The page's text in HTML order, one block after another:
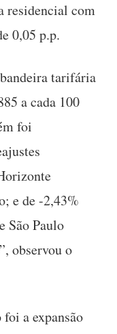
residencial com
0,05 p.p.
tarifária
a cada 100
foi
e de -2,43%
São Paulo
observou o
a expansão